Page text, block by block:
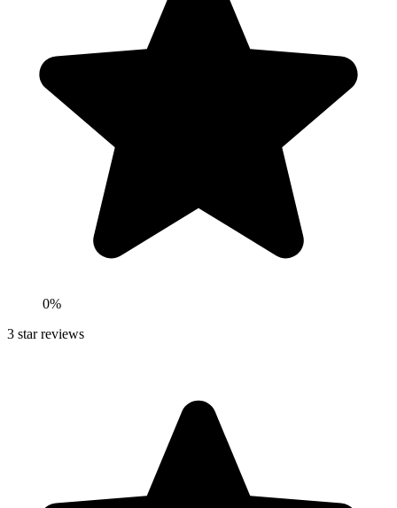
0%
3 star reviews